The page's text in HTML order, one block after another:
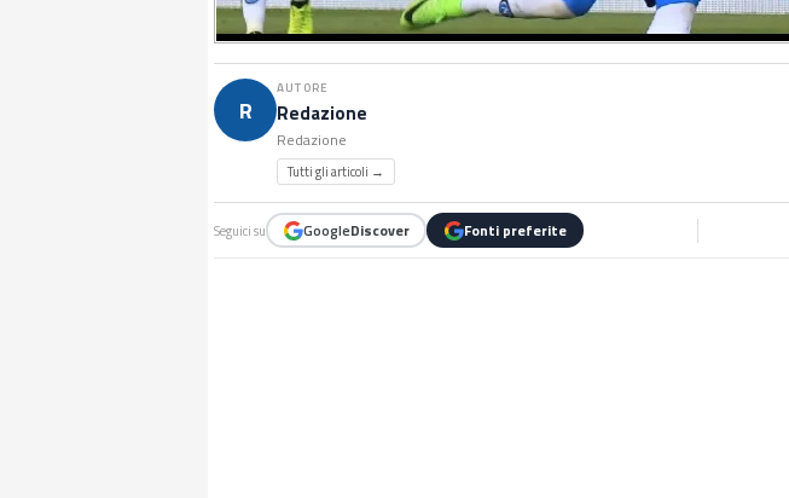
R
AUTORE
Redazione
Redazione
Tutti gli articoli →
Seguici su GoogleDiscover Fonti preferite